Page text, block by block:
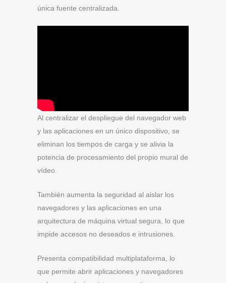
única fuente centralizada.
Al centralizar el despliegue del navegador web
y las aplicaciones en un único dispositivo, se
eliminan los tiempos de carga y se alivia la
potencia de procesamiento del propio mural de
vídeo.
También aumenta la seguridad al aislar los
navegadores y las aplicaciones en una
arquitectura de máquina virtual segura, lo que
impide accesos no deseados e intrusiones.
Presenta compatibilidad multiplataforma, lo
que permite abrir aplicaciones y navegadores